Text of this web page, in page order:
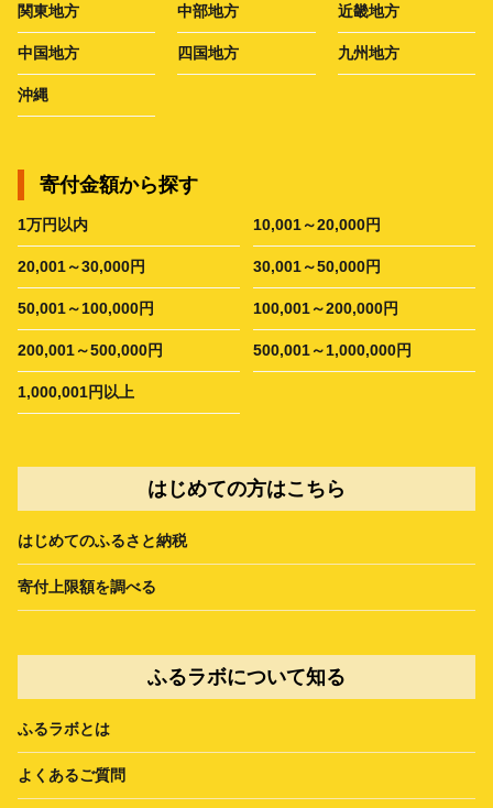
関東地方 中部地方 近畿地方
中国地方 四国地方 九州地方
沖縄
寄付金額から探す
1万円以内 10,001～20,000円
20,001～30,000円 30,001～50,000円
50,001～100,000円 100,001～200,000円
200,001～500,000円 500,001～1,000,000円
1,000,001円以上
はじめての方はこちら
はじめてのふるさと納税
寄付上限額を調べる
ふるラボについて知る
ふるラボとは
よくあるご質問